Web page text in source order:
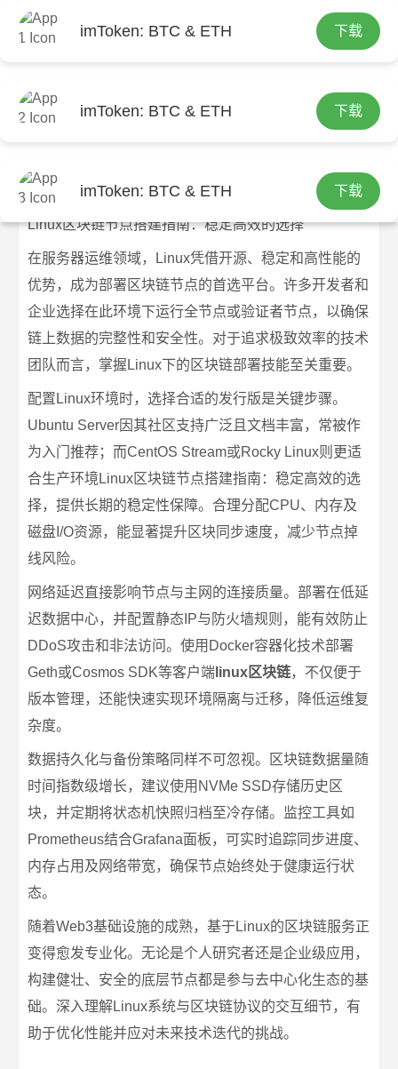
imToken: BTC & ETH 下载
imToken: BTC & ETH 下载
imToken: BTC & ETH 下载
首页
Linux区块链节点搭建指南：稳定高效
的选择
Linux区块链节点搭建指南：稳定高效的选择
在服务器运维领域，Linux凭借开源、稳定和高性能的
优势，成为部署区块链节点的首选平台。许多开发者和
企业选择在此环境下运行全节点或验证者节点，以确保
链上数据的完整性和安全性。对于追求极致效率的技术
团队而言，掌握Linux下的区块链部署技能至关重要。
配置Linux环境时，选择合适的发行版是关键步骤。
Ubuntu Server因其社区支持广泛且文档丰富，常被作
为入门推荐；而CentOS Stream或Rocky Linux则更适
合生产环境Linux区块链节点搭建指南：稳定高效的选
择，提供长期的稳定性保障。合理分配CPU、内存及
磁盘I/O资源，能显著提升区块同步速度，减少节点掉
线风险。
网络延迟直接影响节点与主网的连接质量。部署在低延
迟数据中心，并配置静态IP与防火墙规则，能有效防止
DDoS攻击和非法访问。使用Docker容器化技术部署
Geth或Cosmos SDK等客户端 linux区块链，不仅便于
版本管理，还能快速实现环境隔离与迁移，降低运维复
杂度。
数据持久化与备份策略同样不可忽视。区块链数据量随
时间指数级增长，建议使用NVMe SSD存储历史区
块，并定期将状态机快照归档至冷存储。监控工具如
Prometheus结合Grafana面板，可实时追踪同步进度、
内存占用及网络带宽，确保节点始终处于健康运行状
态。
随着Web3基础设施的成熟，基于Linux的区块链服务正
变得愈发专业化。无论是个人研究者还是企业级应用，
构建健壮、安全的底层节点都是参与去中心化生态的基
础。深入理解Linux系统与区块链协议的交互细节，有
助于优化性能并应对未来技术迭代的挑战。